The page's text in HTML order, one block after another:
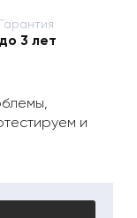
Гарантия
до 3 лет
и